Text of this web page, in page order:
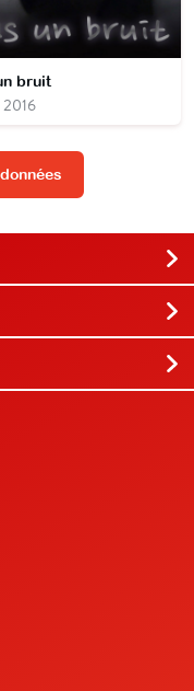
bruit
2016